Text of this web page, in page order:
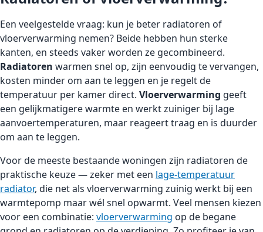
Een veelgestelde vraag: kun je beter radiatoren of
vloerverwarming nemen? Beide hebben hun sterke
kanten, en steeds vaker worden ze gecombineerd.
Radiatoren warmen snel op, zijn eenvoudig te vervangen,
kosten minder om aan te leggen en je regelt de
temperatuur per kamer direct. Vloerverwarming geeft
een gelijkmatigere warmte en werkt zuiniger bij lage
aanvoertemperaturen, maar reageert traag en is duurder
om aan te leggen.
Voor de meeste bestaande woningen zijn radiatoren de
praktische keuze — zeker met een lage-temperatuur
radiator, die net als vloerverwarming zuinig werkt bij een
warmtepomp maar wél snel opwarmt. Veel mensen kiezen
voor een combinatie: vloerverwarming op de begane